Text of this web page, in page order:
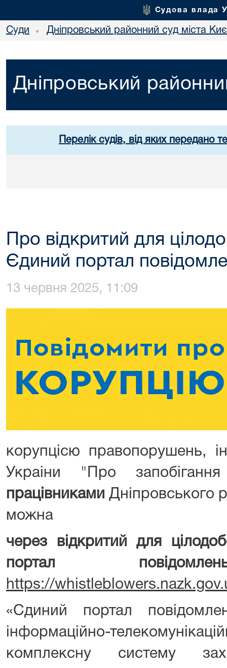
Судова влада
Суди • Дніпровський районний суд міста
Дніпровський
Перелік судів, від яких передано
Про відкритий для
Єдиний портал
13 червня 2025, 11:09
корупцісю правопорушень,
Украіни "Про
працівникамиДніпровського
можна
через
відкритий для
портал
https://
«Сдиний портал
інформаційно-
комплексну систему